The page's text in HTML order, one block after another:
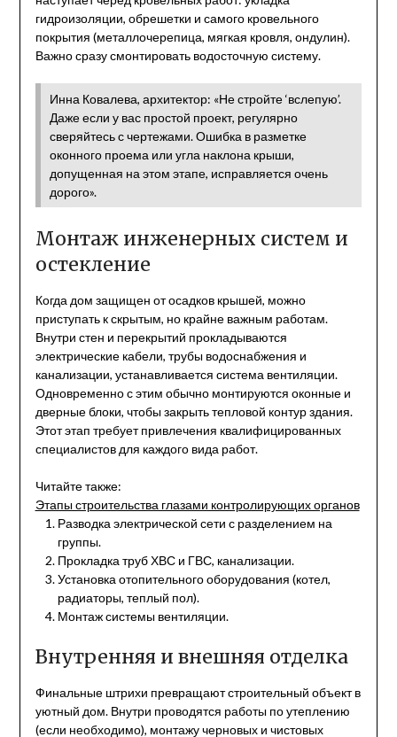
гидроизоляции, обрешетки и самого кровельного
покрытия (металлочерепица, мягкая кровля, ондулин).
Важно сразу смонтировать водосточную систему.
Инна Ковалева, архитектор: «Не стройте ‘вслепую’.
Даже если у вас простой проект, регулярно
сверяйтесь с чертежами. Ошибка в разметке
оконного проема или угла наклона крыши,
допущенная на этом этапе, исправляется очень
дорого».
Монтаж инженерных систем и
остекление
Когда дом защищен от осадков крышей, можно
приступать к скрытым, но крайне важным работам.
Внутри стен и перекрытий прокладываются
электрические кабели, трубы водоснабжения и
канализации, устанавливается система вентиляции.
Одновременно с этим обычно монтируются оконные и
дверные блоки, чтобы закрыть тепловой контур здания.
Этот этап требует привлечения квалифицированных
специалистов для каждого вида работ.
Читайте также:
Этапы строительства глазами контролирующих органов
Разводка электрической сети с разделением на
группы.
Прокладка труб ХВС и ГВС, канализации.
Установка отопительного оборудования (котел,
радиаторы, теплый пол).
Монтаж системы вентиляции.
Внутренняя и внешняя отделка
Финальные штрихи превращают строительный объект в
уютный дом. Внутри проводятся работы по утеплению
(если необходимо), монтажу черновых и чистовых